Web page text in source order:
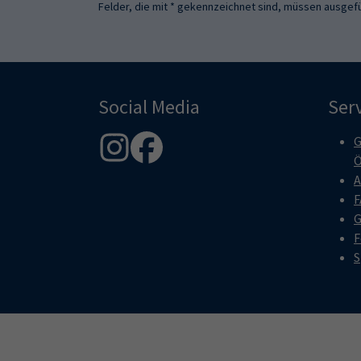
Felder, die mit * gekennzeichnet sind, müssen
Social Media